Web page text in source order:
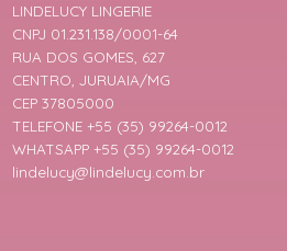
LINDELUCY LINGERIE
CNPJ 01.231.138/0001-64
RUA DOS GOMES, 627
CENTRO, JURUAIA/MG
CEP 37805000
TELEFONE +55 (35) 99264-0012
WHATSAPP +55 (35) 99264-0012
lindelucy@lindelucy.com.br